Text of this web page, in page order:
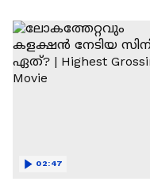
സിനിമയിലെ
'അമ്മമ്മ' ഡോളി
ജൂൺ | Balan
02:47